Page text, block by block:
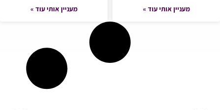
מעניין אותי עוד »
מעניין אותי עוד »